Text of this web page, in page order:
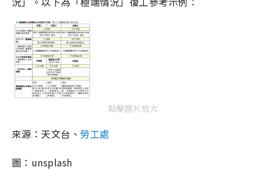
點擊圖片放大
來源：天文台、勞工處
圖：unsplash